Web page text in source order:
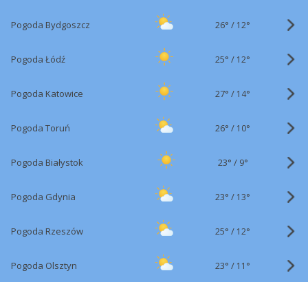
Pogoda Bydgoszcz 26° / 12°
Pogoda Łódź 25° / 12°
Pogoda Katowice 27° / 14°
Pogoda Toruń 26° / 10°
Pogoda Białystok 23° / 9°
Pogoda Gdynia 23° / 13°
Pogoda Rzeszów 25° / 12°
Pogoda Olsztyn 23° / 11°